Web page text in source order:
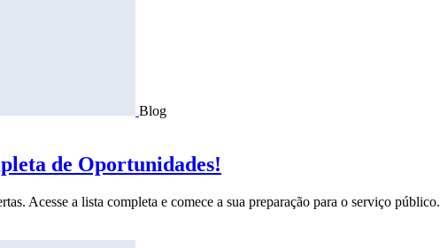
Blog
de Oportunidades!
Acesse a lista completa e comece a sua preparação para o serviço público.